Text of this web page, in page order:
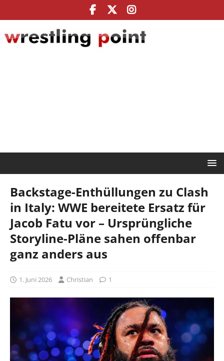
Backstage-Enthüllungen zu Clash
in Italy: WWE bereitete Ersatz für
Jacob Fatu vor – Ursprüngliche
Storyline-Pläne sahen offenbar
ganz anders aus
1. Juni 2026 Christian 1